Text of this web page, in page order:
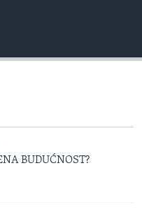
BUDUĆNOST?